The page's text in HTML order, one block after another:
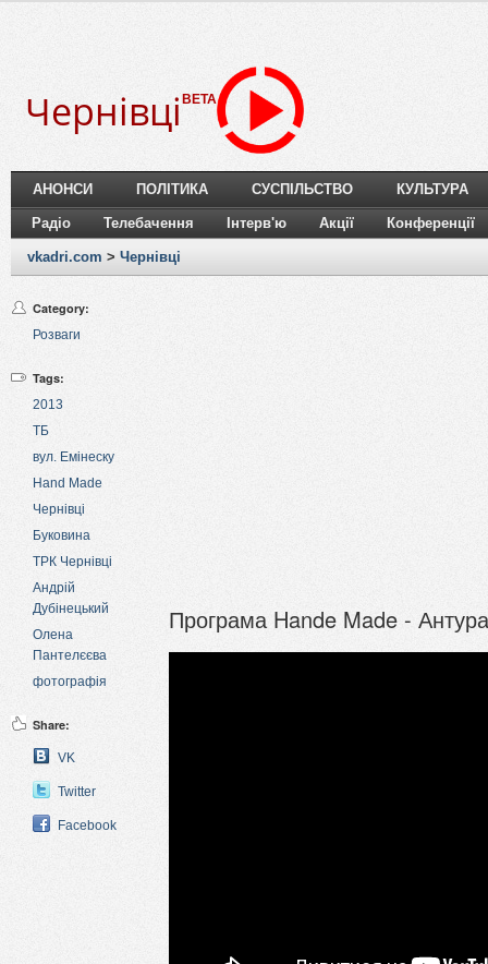
Чернівці BETA
АНОНСИ ПОЛІТИКА СУСПІЛЬСТВО КУЛЬТУРА
Радіо Телебачення Інтерв'ю Акції Конференції
vkadri.com > Чернівці
Category:
Розваги
Tags:
2013
ТБ
вул. Емінеску
Hand Made
Чернівці
Буковина
ТРК Чернівці
Андрій
Дубінецький
Олена
Пантелєєва
фотографія
Share:
VK
Twitter
Facebook
Програма Hande Made -